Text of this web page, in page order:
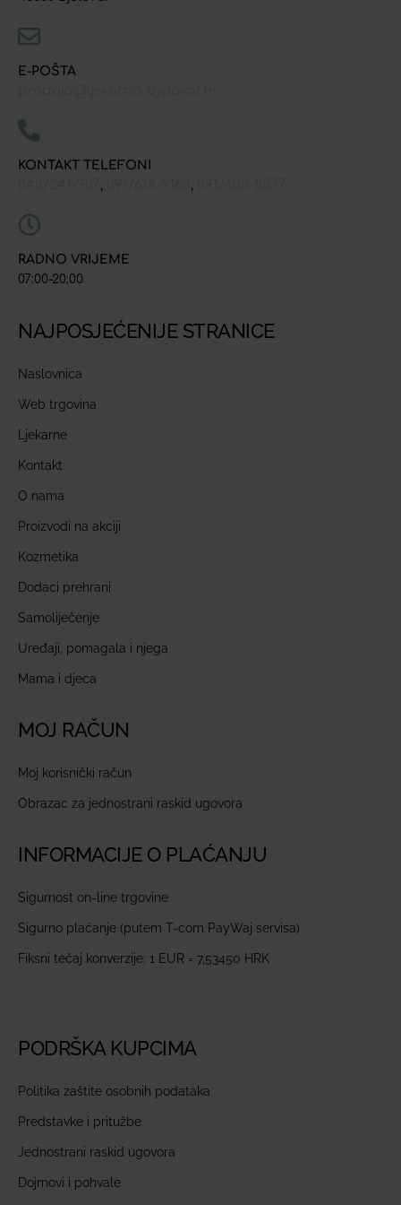
E-POŠTA
KONTAKT TELEFONI
RADNO VRIJEME
07:00-20:00
NAJPOSJEĆENIJE STRANICE
Naslovnica
Web trgovina
Ljekarne
Kontakt
O nama
Proizvodi na akciji
Kozmetika
Dodaci prehrani
Samoliječenje
Uređaji, pomagala i njega
Mama i djeca
MOJ RAČUN
Moj korisnički račun
Obrazac za jednostrani raskid ugovora
INFORMACIJE O PLAĆANJU
Sigurnost on-line trgovine
Sigurno plaćanje (putem T-com PayWaj servisa)
Fiksni tečaj konverzije: 1 EUR = 7,53450 HRK
PODRŠKA KUPCIMA
Politika zaštite osobnih podataka
Predstavke i pritužbe
Jednostrani raskid ugovora
Dojmovi i pohvale